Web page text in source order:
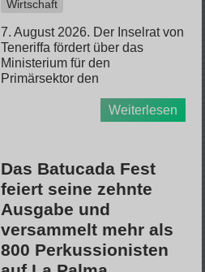
Wirtschaft
7. August 2026. Der Inselrat von
Teneriffa fördert über das
Ministerium für den
Primärsektor den
Weiterlesen
Das Batucada Fest
feiert seine zehnte
Ausgabe und
versammelt mehr als
800 Perkussionisten